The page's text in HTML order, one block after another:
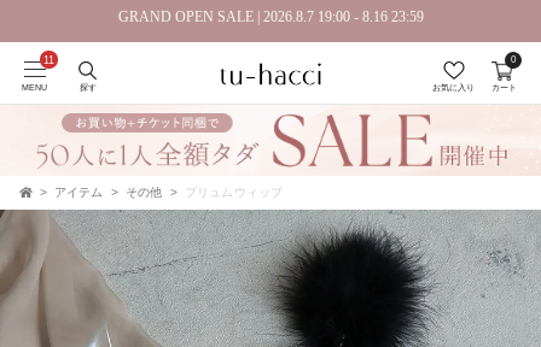
GRAND OPEN SALE | 2026.8.7 19:00 - 8.16 23:59
会員登録で今すぐ使えるポイントプレゼント！
MENU 探す お気に入り カート
0
アイテム その他 プリュムウィップ